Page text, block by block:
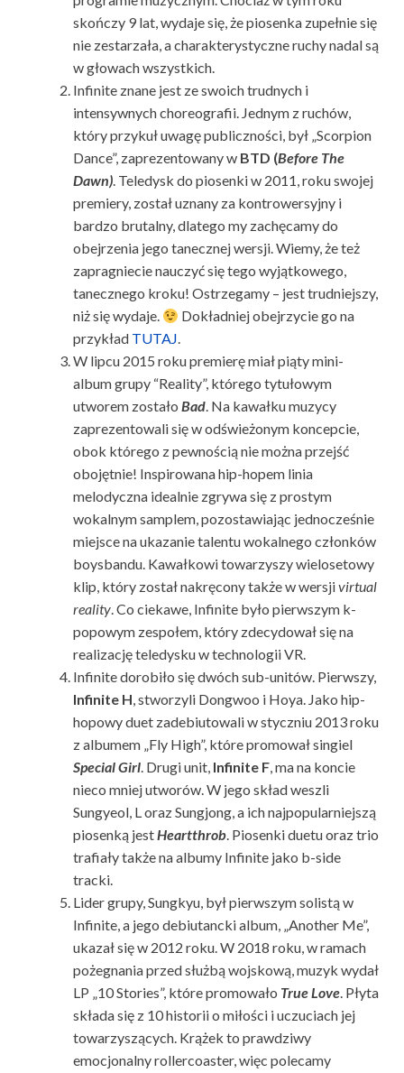
skończy 9 lat, wydaje się, że piosenka zupełnie się
nie zestarzała, a charakterystyczne ruchy nadal są
w głowach wszystkich.
Infinite znane jest ze swoich trudnych i
intensywnych choreografii. Jednym z ruchów,
który przykuł uwagę publiczności, był „Scorpion
Dance”, zaprezentowany w BTD (Before The
Dawn). Teledysk do piosenki w 2011, roku swojej
premiery, został uznany za kontrowersyjny i
bardzo brutalny, dlatego my zachęcamy do
obejrzenia jego tanecznej wersji. Wiemy, że też
zapragniecie nauczyć się tego wyjątkowego,
tanecznego kroku! Ostrzegamy – jest trudniejszy,
niż się wydaje.
Dokładniej obejrzycie go na
przykład TUTAJ.
W lipcu 2015 roku premierę miał piąty mini-
album grupy “Reality”, którego tytułowym
utworem zostało Bad. Na kawałku muzycy
zaprezentowali się w odświeżonym koncepcie,
obok którego z pewnością nie można przejść
obojętnie! Inspirowana hip-hopem linia
melodyczna idealnie zgrywa się z prostym
wokalnym samplem, pozostawiając jednocześnie
miejsce na ukazanie talentu wokalnego członków
boysbandu. Kawałkowi towarzyszy wielosetowy
klip, który został nakręcony także w wersjivirtual
reality. Co ciekawe, Infinite było pierwszym k-
popowym zespołem, który zdecydował się na
realizację teledysku w technologii VR.
Infinite dorobiło się dwóch sub-unitów. Pierwszy,
Infinite H, stworzyli Dongwoo i Hoya. Jako hip-
hopowy duet zadebiutowali w styczniu 2013 roku
z albumem „Fly High”, które promował singiel
Special Girl. Drugi unit, Infinite F, ma na koncie
nieco mniej utworów. W jego skład weszli
Sungyeol, L oraz Sungjong, a ich najpopularniejszą
piosenką jestHeartthrob. Piosenki duetu oraz trio
trafiały także na albumy Infinite jako b-side
tracki.
Lider grupy, Sungkyu, był pierwszym solistą w
Infinite, a jego debiutancki album, „Another Me”,
ukazał się w 2012 roku. W 2018 roku, w ramach
pożegnania przed służbą wojskową, muzyk wydał
LP „10 Stories”, które promowało True Love. Płyta
składa się z 10 historii o miłości i uczuciach jej
towarzyszących. Krążek to prawdziwy
emocjonalny rollercoaster, więc polecamy